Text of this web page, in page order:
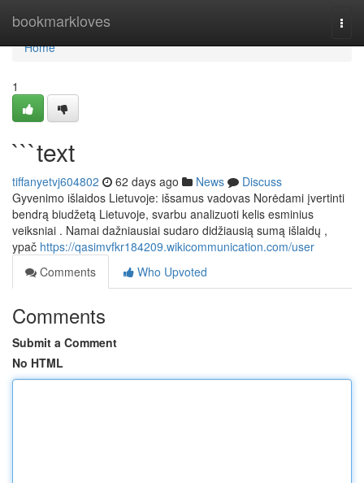
bookmarkloves
Home
Home
1
```text
tiffanyetvj604802 62 days ago News
Discuss
Gyvenimo išlaidos Lietuvoje: išsamus vadovas Norėdami įvertinti
bendrą biudžetą Lietuvoje, svarbu analizuoti kelis esminius
veiksniai . Namai dažniausiai sudaro didžiausią sumą išlaidų ,
ypač https://qasimvfkr184209.wikicommunication.com/user
Comments
Who Upvoted
Comments
Submit a Comment
No HTML